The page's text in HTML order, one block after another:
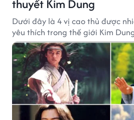
thuyết Kim Dung
Dưới đây là 4 vị cao thủ được
yêu thích trong thế giới Kim